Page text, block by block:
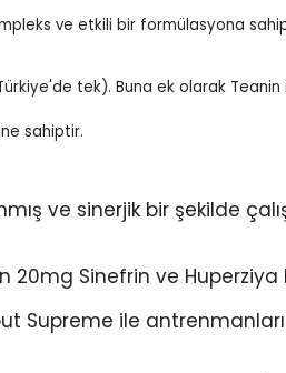
ve etkili bir formülasyona
tek). Buna ek olarak
sahiptir.
ve sinerjik bir şekilde
Sinefrin ve
Supreme ile